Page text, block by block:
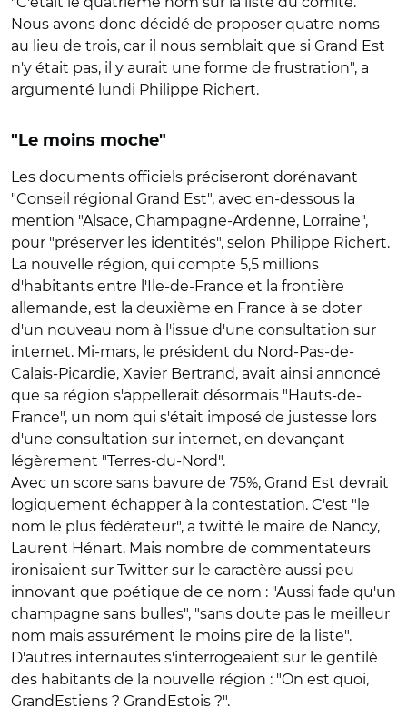
Nous avons donc décidé de proposer quatre noms
au lieu de trois, car il nous semblait que si Grand Est
n'y était pas, il y aurait une forme de frustration", a
argumenté lundi Philippe Richert.
"Le moins moche"
Les documents officiels préciseront dorénavant
"Conseil régional Grand Est", avec en-dessous la
mention "Alsace, Champagne-Ardenne, Lorraine",
pour "préserver les identités", selon Philippe Richert.
La nouvelle région, qui compte 5,5 millions
d'habitants entre l'Ile-de-France et la frontière
allemande, est la deuxième en France à se doter
d'un nouveau nom à l'issue d'une consultation sur
internet. Mi-mars, le président du Nord-Pas-de-
Calais-Picardie, Xavier Bertrand, avait ainsi annoncé
que sa région s'appellerait désormais "Hauts-de-
France", un nom qui s'était imposé de justesse lors
d'une consultation sur internet, en devançant
légèrement "Terres-du-Nord".
Avec un score sans bavure de 75%, Grand Est devrait
logiquement échapper à la contestation. C'est "le
nom le plus fédérateur", a twitté le maire de Nancy,
Laurent Hénart. Mais nombre de commentateurs
ironisaient sur Twitter sur le caractère aussi peu
innovant que poétique de ce nom : "Aussi fade qu'un
champagne sans bulles", "sans doute pas le meilleur
nom mais assurément le moins pire de la liste".
D'autres internautes s'interrogeaient sur le gentilé
des habitants de la nouvelle région : "On est quoi,
GrandEstiens ? GrandEstois ?".